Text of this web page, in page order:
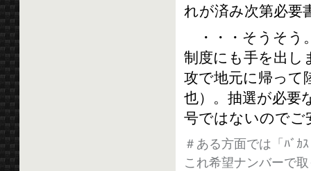
れが済み次第必要
・・・そうそう
制度にも手を出し
攻で地元に帰って
也）。抽選が必要
号ではないのでご
＃ある方面では「ﾊﾞ
これ希望ナンバーで